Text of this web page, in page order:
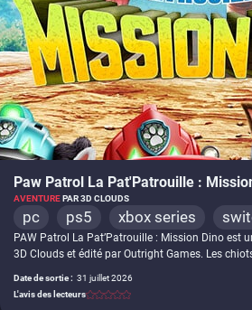
Paw Patrol La Pat'Patrouille :
AVENTUREPAR 3D CLOUDS
pc ps5 xbox series
PAW Patrol La Pat’Patrouille : Mission Dino est
3D Clouds et édité par Outright Games. Les
dispersés par le chaos provoqué par Monsieur
d’explorer plusieurs environnements
Date de sortie : 31 juillet 2026
L'avis des lecteurs